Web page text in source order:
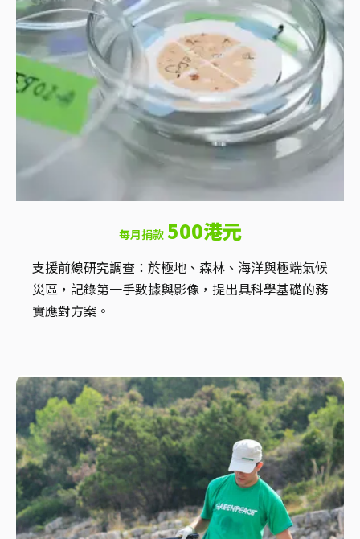
每月捐款 500港元
支援前線研究調查：於極地、森林、海洋與極端氣候
災區，記錄第一手數據與影像，提出具科學基礎的務
實應對方案。